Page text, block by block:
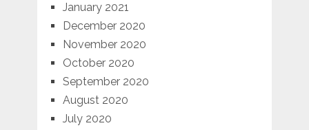
January 2021
December 2020
November 2020
October 2020
September 2020
August 2020
July 2020